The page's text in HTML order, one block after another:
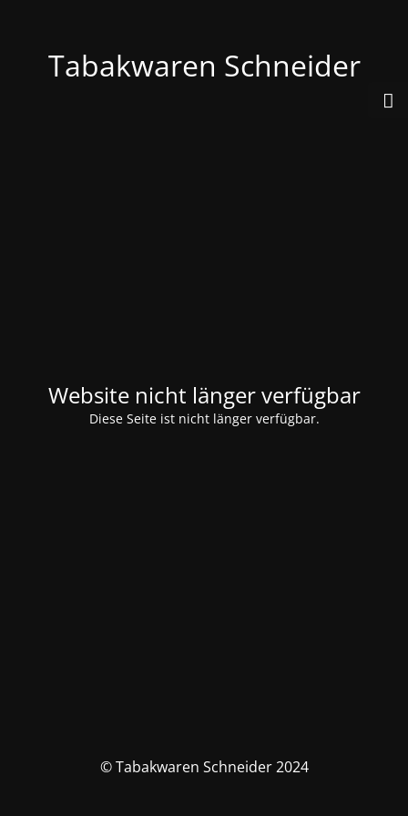
Tabakwaren Schneider
Website nicht länger verfügbar
Diese Seite ist nicht länger verfügbar.
© Tabakwaren Schneider 2024